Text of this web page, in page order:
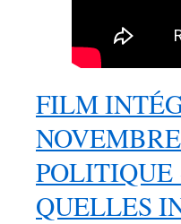
FILM
POLITIQUE
QUELLES